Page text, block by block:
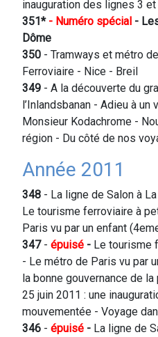
inauguration des lignes 3
351* - Numéro spécial -
Dôme
350 - Tramways et métro
Ferroviaire - Nice - Breil
349 - A la découverte du
l’Inlandsbanan - Adieu à
Monsieur Kodachrome -
région - Du côté de nos
Année 2011
348 - La ligne de Salon à
Le tourisme ferroviaire à
Paris vu par un enfant
347- épuisé - Le tourisme
- Le métro de Paris vu par
la bonne gouvernance de
25 juin 2011 : une
mouvementée - Voyage
346 - épuisé - La ligne de